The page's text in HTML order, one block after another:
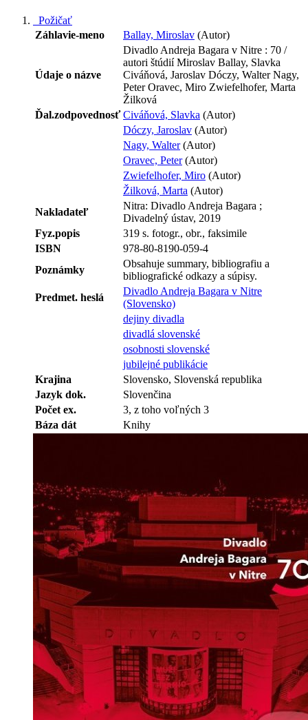
Požičať
Záhlavie-meno
Ballay, Miroslav (Autor)
Údaje o názve
Divadlo Andreja Bagara v Nitre : 70 /
autori štúdií Miroslav Ballay, Slavka
Civáňová, Jaroslav Dóczy, Walter Nagy,
Peter Oravec, Miro Zwiefelhofer, Marta
Žilková
Ďal.zodpovednosť Civáňová, Slavka (Autor)
Dóczy, Jaroslav (Autor)
Nagy, Walter(Autor)
Oravec, Peter(Autor)
Zwiefelhofer, Miro (Autor)
Žilková, Marta (Autor)
Nakladateľ
Nitra: Divadlo Andreja Bagara ;
Divadelný ústav, 2019
Fyz.popis
319 s. fotogr., obr., faksimile
ISBN
978-80-8190-059-4
Poznámky
Obsahuje summary, bibliografiu a
bibliografické odkazy a súpisy.
Predmet. heslá
Divadlo Andreja Bagara v Nitre
(Slovensko)
dejiny divadla
divadlá slovenské
osobnosti slovenské
jubilejné publikácie
Krajina
Slovensko, Slovenská republika
Jazyk dok.
Slovenčina
Počet ex.
3, z toho voľných 3
Báza dát
Knihy